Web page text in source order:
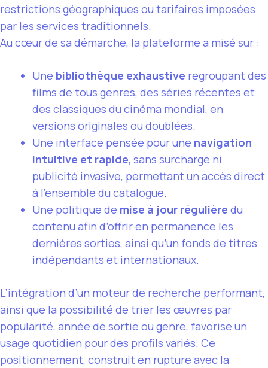
restrictions géographiques ou tarifaires imposées
par les services traditionnels.
Au cœur de sa démarche, la plateforme a misé sur :
Une bibliothèque exhaustive regroupant des
films de tous genres, des séries récentes et
des classiques du cinéma mondial, en
versions originales ou doublées.
Une interface pensée pour une navigation
intuitive et rapide, sans surcharge ni
publicité invasive, permettant un accès direct
à l’ensemble du catalogue.
Une politique de mise à jour régulière du
contenu afin d’offrir en permanence les
dernières sorties, ainsi qu’un fonds de titres
indépendants et internationaux.
L’intégration d’un moteur de recherche performant,
ainsi que la possibilité de trier les œuvres par
popularité, année de sortie ou genre, favorise un
usage quotidien pour des profils variés. Ce
positionnement, construit en rupture avec la